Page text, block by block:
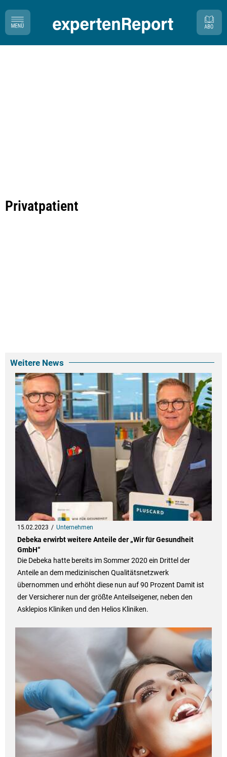
Privatpatient
Weitere News
15.02.2023 Unternehmen
Debeka erwirbt weitere Anteile der „Wir für Gesundheit
GmbH“
Die Debeka hatte bereits im Sommer 2020 ein Drittel der
Anteile an dem medizinischen Qualitätsnetzwerk
übernommen und erhöht diese nun auf 90 Prozent Damit ist
der Versicherer nun der größte Anteilseigener, neben den
Asklepios Kliniken und den Helios Kliniken.